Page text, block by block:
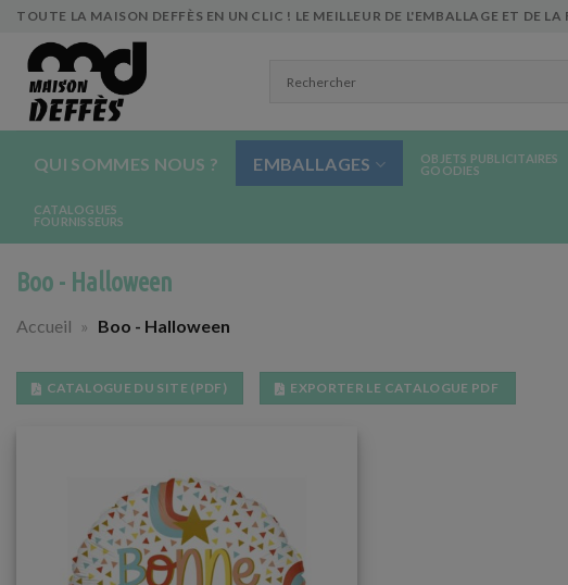
Skip
content
TOUTE LA MAISON DEFFÈS EN UN CLIC ! LE MEILLEUR DE L'EMBALLAGE ET DE LA
QUI SOMMES NOUS ? EMBALLAGES
OBJETS PUBLICITAIRES
GOODIES
CATALOGUES
FOURNISSEURS
Boo - Halloween
Accueil » Boo - Halloween
CATALOGUE DU SITE (PDF) EXPORTER LE CATALOGUE PDF